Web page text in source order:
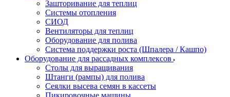
Зашторивание для теплиц
Системы отопления
СИОД
Вентиляторы для теплиц
Оборудование для полива
Система поддержки роста (Шпалера / Кашпо)
Оборудование для рассадных комплексов
Столы для выращивания
Штанги (рампы) для полива
Сеялки высева семян в кассеты
Пикировочные машины